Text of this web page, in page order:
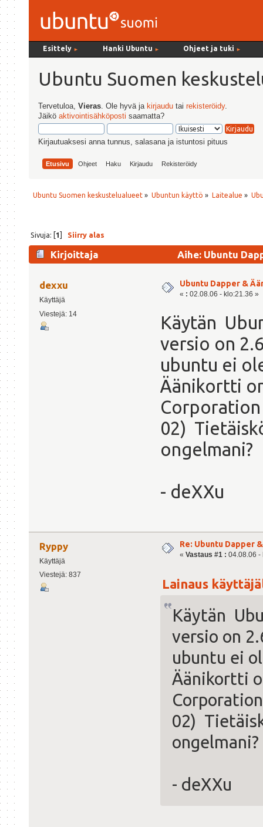
Esittely ► Hanki Ubuntu ► Ohjeet ja tuki ►
Ubuntu Suomen
Tervetuloa,Vieras . Ole hyvä ja kirjaudu tairekisteröidy.
Jäiköaktivointisähköposti saamatta?
Kirjautuaksesi anna tunnus, salasana ja istuntosi pituus
Etusivu Ohjeet Haku Kirjaudu Rekisteröidy
Ubuntu Suomen keskustelualueet » Ubuntun käyttö » Laitealue »
Sivuja: [1] Siirry alas
Kirjoittaja Aihe: Ubuntu
dexxu
Käyttäjä
Viestejä: 14
Ubuntu Dapper &
« : 02.08.06 - klo:21.36 »
Käytän
versio on
ubuntu ei
Äänikortti
Corporation
02)
ongelmani?
- deXXu
Ryppy
Käyttäjä
Viestejä: 837
Re: Ubuntu Dapper
« Vastaus #1 : 04.08.06 -
Lainaus
Käytän
versio on
ubuntu ei
Äänikortti
02)
ongelmani?
- deXXu